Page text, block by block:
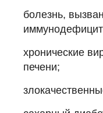
болезнь,
хронические
печени;